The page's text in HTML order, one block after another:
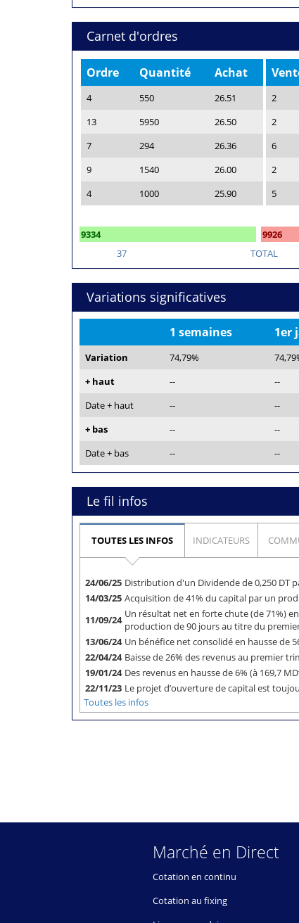
Carnet d'ordres
Ordre Quantité Achat
4 550
26.51
13
5950
26.50
7
294
26.36
9
1540
26.00
4
1000 25.90
2
2
6
2
5
9334
9926
37
TOTAL
Variations significatives
1 semaines 1er
Variation 74,79%
+ haut
-- --
Date + haut
-- --
+ bas
-- --
Date + bas
-- --
Le fil infos
TOUTES LES INFOS INDICATEURS
24/06/25 Distribution d'un Dividende de 0,250 DT
14/03/25 Acquisition de 41% du capital par un
11/09/24 Un résultat net en forte chute (de 71%)
production de 90 jours au titre du
13/06/24 Un bénéfice net consolidé en hausse de
22/04/24 Baisse de 26% des revenus au premier
19/01/24 Des revenus en hausse de 6% (à 169,7
22/11/23 Le projet d’ouverture de capital est
Toutes les infos
Marché en Direct
Cotation en continu
Cotation au fixing